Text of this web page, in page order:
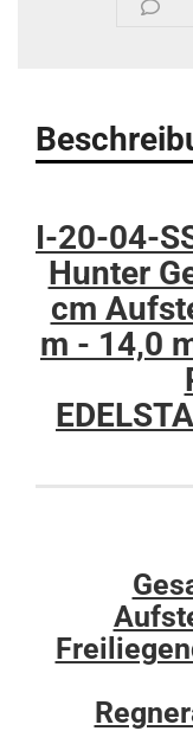
I-20-04-
Hunter
cm
m - 14,0